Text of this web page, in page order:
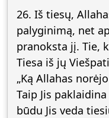
26. Iš tiesų,
palyginimą, net
pranoksta jį. Tie,
Tiesa iš jų
„Ką Allahas
Taip Jis
būdu Jis veda